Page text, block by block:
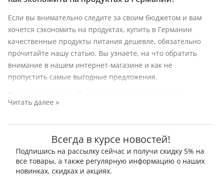
Если вы внимательно следите за своим бюджетом и вам
хочется сэкономить на продуктах, купить в Германии
качественные продукты питания дешевле, обязательно
прочитайте нашу статью. Вы узнаете, на что обратить
внимание в нашем интернет-магазине и как не
пропустить самые выгодные предложения.
спецпредложения в Posylka.de
Если вам нравится восточно-европейская кухня, русские,
украинские и восточные блюда, то обязательно следите за
акциями и скидками в нашем интернет-магазине. И вы
точно сможете купить по разумной цене национальные
продукты –пельменис мясом, вареники с разными
Читать далее »
Всегда в курсе новостей!
Подпишись на рассылку сейчас и получи скидку 5% на
все товары, а также регулярную информацию о наших
новинках, скидках и акциях.